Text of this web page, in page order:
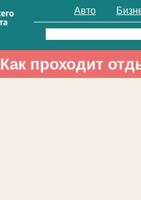
Авто
Найти:
Как проходит